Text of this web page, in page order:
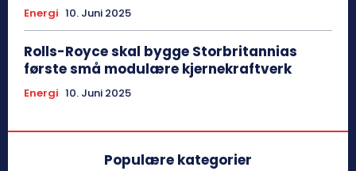
Energi 10. Juni 2025
Rolls-Royce skal bygge Storbritannias
første små modulære kjernekraftverk
Energi 10. Juni 2025
Populære kategorier